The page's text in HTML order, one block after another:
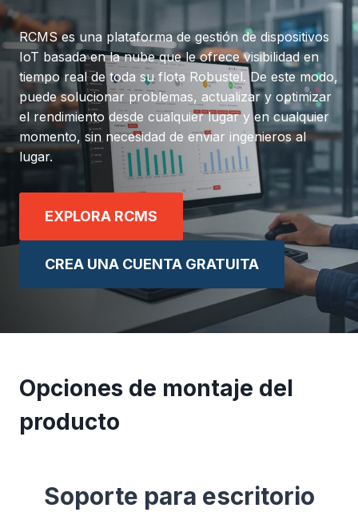
RCMS es una plataforma de gestión de dispositivos
IoT basada en la nube que le ofrece visibilidad en
tiempo real de toda su flota Robustel. De este modo,
puede solucionar problemas, actualizar y optimizar
el rendimiento desde cualquier lugar y en cualquier
momento, sin necesidad de enviar ingenieros al
lugar.
EXPLORA RCMS
CREA UNA CUENTA GRATUITA
Opciones de montaje del
producto
Soporte para escritorio